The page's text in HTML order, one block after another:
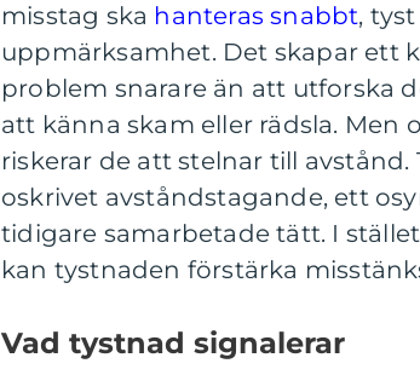
misstag ska hanteras snabbt,
uppmärksamhet. Det skapar ett
problem snarare än att utforska
att känna skam eller rädsla. Men
riskerar de att stelnar till
oskrivet avståndstagande, ett
tidigare samarbetade tätt. I
kan tystnaden förstärka
Vad tystnad signalerar